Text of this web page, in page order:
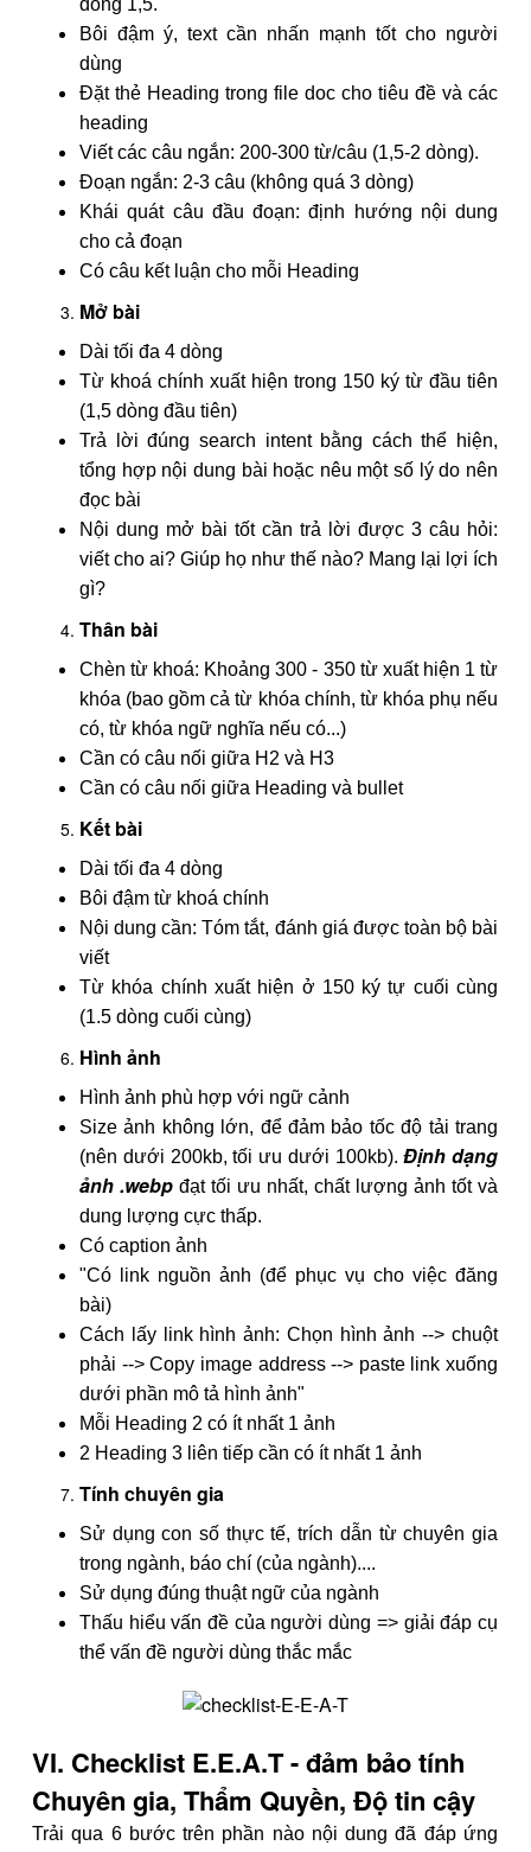
dòng 1,5.
Bôi đậm ý, text cần nhấn mạnh tốt cho người
dùng
Đặt thẻ Heading trong file doc cho tiêu đề và các
heading
Viết các câu ngắn: 200-300 từ/câu (1,5-2 dòng).
Đoạn ngắn: 2-3 câu (không quá 3 dòng)
Khái quát câu đầu đoạn: định hướng nội dung
cho cả đoạn
Có câu kết luận cho mỗi Heading
Mở bài
Dài tối đa 4 dòng
Từ khoá chính xuất hiện trong 150 ký từ đầu tiên
(1,5 dòng đầu tiên)
Trả lời đúng search intent bằng cách thể hiện,
tổng hợp nội dung bài hoặc nêu một số lý do nên
đọc bài
Nội dung mở bài tốt cần trả lời được 3 câu hỏi:
viết cho ai? Giúp họ như thế nào? Mang lại lợi ích
gì?
Thân bài
Chèn từ khoá: Khoảng 300 - 350 từ xuất hiện 1 từ
khóa (bao gồm cả từ khóa chính, từ khóa phụ nếu
có, từ khóa ngữ nghĩa nếu có...)
Cần có câu nối giữa H2 và H3
Cần có câu nối giữa Heading và bullet
Kết bài
Dài tối đa 4 dòng
Bôi đậm từ khoá chính
Nội dung cần: Tóm tắt, đánh giá được toàn bộ bài
viết
Từ khóa chính xuất hiện ở 150 ký tự cuối cùng
(1.5 dòng cuối cùng)
Hình ảnh
Hình ảnh phù hợp với ngữ cảnh
Size ảnh không lớn, để đảm bảo tốc độ tải trang
(nên dưới 200kb, tối ưu dưới 100kb).Định dạng
ảnh .webp đạt tối ưu nhất, chất lượng ảnh tốt và
dung lượng cực thấp.
Có caption ảnh
"Có link nguồn ảnh (để phục vụ cho việc đăng
bài)
Cách lấy link hình ảnh: Chọn hình ảnh --> chuột
phải --> Copy image address --> paste link xuống
dưới phần mô tả hình ảnh"
Mỗi Heading 2 có ít nhất 1 ảnh
2 Heading 3 liên tiếp cần có ít nhất 1 ảnh
Tính chuyên gia
Sử dụng con số thực tế, trích dẫn từ chuyên gia
trong ngành, báo chí (của ngành)....
Sử dụng đúng thuật ngữ của ngành
Thấu hiểu vấn đề của người dùng => giải đáp cụ
thể vấn đề người dùng thắc mắc
VI. Checklist E.E.A.T - đảm bảo tính
Chuyên gia, Thẩm Quyền, Độ tin cậy
Trải qua 6 bước trên phần nào nội dung đã đáp ứng